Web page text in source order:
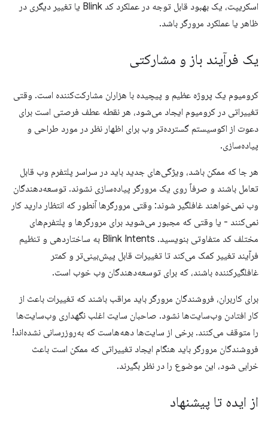
اسکریپت، یک بهبود قابل توجه در عملکرد کد Blink یا تغییر دیگری در
ظاهر یا عملکرد مرورگر باشد.
یک فرآیند باز و مشارکتی
کرومیوم یک پروژه عظیم و پیچیده با هزاران مشارکت‌کننده است. وقتی
تغییراتی در کرومیوم ایجاد می‌شود، هر نقطه عطف فرصتی است برای
دعوت از اکوسیستم گسترده‌تر وب برای اظهار نظر در مورد طراحی و
پیاده‌سازی.
هر جا که ممکن باشد، ویژگی‌های جدید باید در سراسر پلتفرم وب قابل
تعامل باشند و صرفاً روی یک مرورگر پیاده‌سازی نشوند. توسعه‌دهندگان
وب نمی‌خواهند غافلگیر شوند: وقتی مرورگرها آنطور که انتظار دارید کار
نمی‌کنند - یا وقتی که مجبور می‌شوید برای مرورگرها و پلتفرم‌های
مختلف کد متفاوتی بنویسید. Blink Intents به ساختاردهی و تنظیم
فرآیند تغییر کمک می‌کند تا تغییرات قابل پیش‌بینی‌تر و کمتر
غافلگیرکننده باشند، که برای توسعه‌دهندگان وب خوب است.
برای کاربران، فروشندگان مرورگر باید مراقب باشند که تغییرات باعث از
کار افتادن وب‌سایت‌ها نشود. صاحبان سایت اغلب نگهداری وب‌سایت‌ها
را متوقف می‌کنند. برخی از سایت‌ها دهه‌هاست که به‌روزرسانی نشده‌اند!
فروشندگان مرورگر باید هنگام ایجاد تغییراتی که ممکن است باعث
خرابی شود، این موضوع را در نظر بگیرند.
از ایده تا پیشنهاد